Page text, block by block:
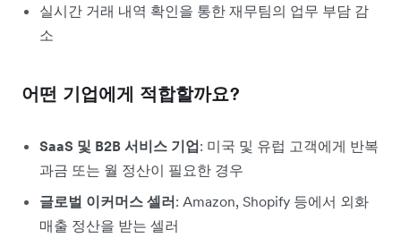
실시간 거래 내역 확인을 통한 재무팀의 업무 부담 감
소
어떤 기업에게 적합할까요?
SaaS 및 B2B 서비스 기업: 미국 및 유럽 고객에게 반복
과금 또는 월 정산이 필요한 경우
글로벌 이커머스 셀러: Amazon, Shopify 등에서 외화
매출 정산을 받는 셀러